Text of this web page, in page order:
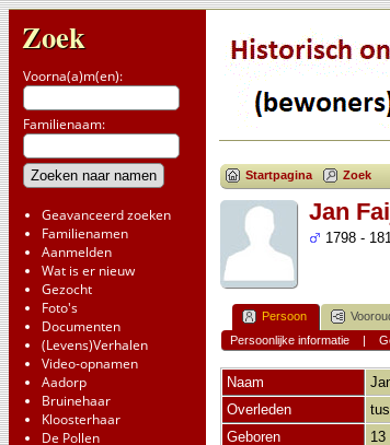
Zoek
Voorna(a)m(en):
Familienaam:
Geavanceerd zoeken
Familienamen
Aanmelden
Wat is er nieuw
Gezocht
Foto's
Documenten
(Levens)Verhalen
Video-opnamen
Aadorp
Bruinehaar
Kloosterhaar
De Pollen
Startpagina Zoek
Jan
1798 -
Persoon
Persoonlijke informatie|
Naam
Overleden
Geboren
13